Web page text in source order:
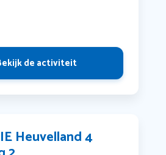
de activiteit
Heuvelland 4